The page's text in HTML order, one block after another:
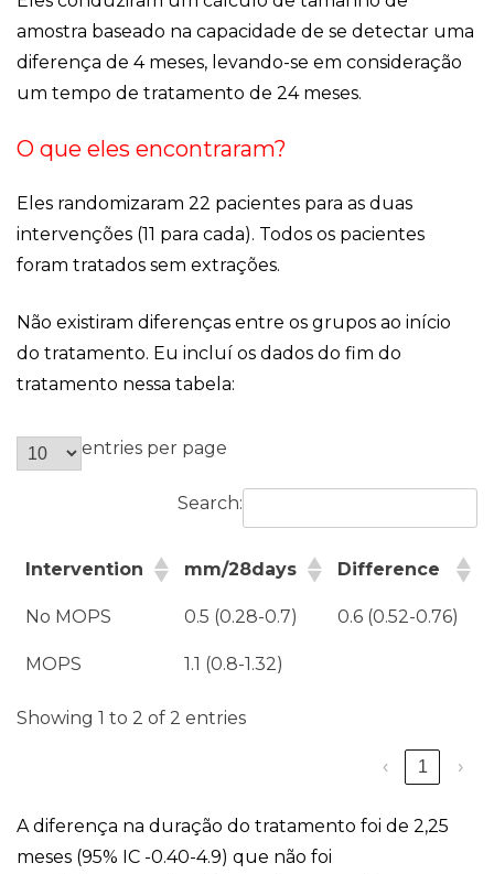
amostra baseado na capacidade de se detectar uma
diferença de 4 meses, levando-se em consideração
um tempo de tratamento de 24 meses.
O que eles encontraram?
Eles randomizaram 22 pacientes para as duas
intervenções (11 para cada). Todos os pacientes
foram tratados sem extrações.
Não existiram diferenças entre os grupos ao início
do tratamento. Eu incluí os dados do fim do
tratamento nessa tabela:
entries per page
Search:
Intervention mm/28days Difference
No MOPS 0.5 (0.28-0.7) 0.6 (0.52-0.76)
MOPS 1.1 (0.8-1.32)
Showing 1 to 2 of 2 entries
‹ 1 ›
A diferença na duração do tratamento foi de 2,25
meses (95% IC -0.40-4.9) que não foi